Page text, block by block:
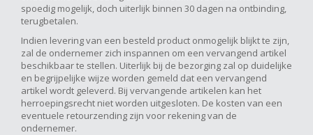
spoedig mogelijk, doch uiterlijk binnen 30 dagen na ontbinding,
terugbetalen.
Indien levering van een besteld product onmogelijk blijkt te zijn,
zal de ondernemer zich inspannen om een vervangend artikel
beschikbaar te stellen. Uiterlijk bij de bezorging zal op duidelijke
en begrijpelijke wijze worden gemeld dat een vervangend
artikel wordt geleverd. Bij vervangende artikelen kan het
herroepingsrecht niet worden uitgesloten. De kosten van een
eventuele retourzending zijn voor rekening van de
ondernemer.